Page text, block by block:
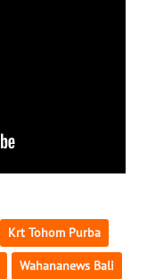
Krt Tohom Purba
Wahananews Bali